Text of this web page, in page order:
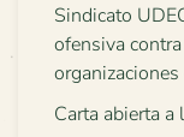
Sindicato
ofensiva
Carta abierta